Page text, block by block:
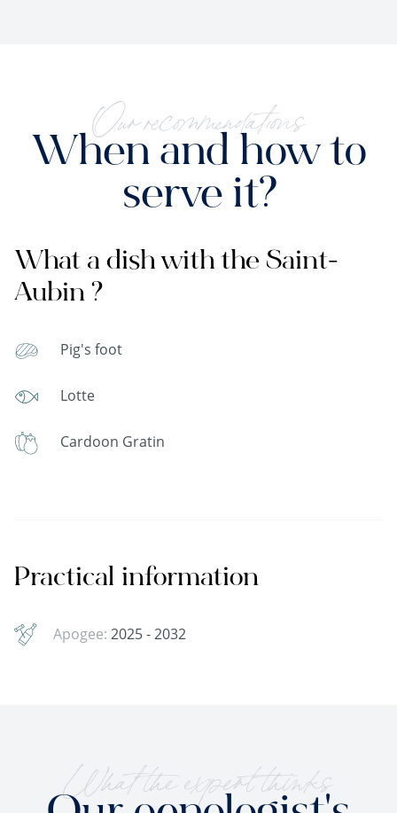
Our recommendations
When and how to
serve it?
What a dish with the Saint-
Aubin ?
Pig's foot
Lotte
Cardoon Gratin
Practical information
Apogee: 2025 - 2032
What the expert thinks